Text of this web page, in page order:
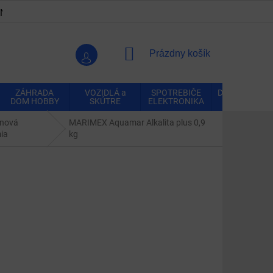
NÁKUPNÝ
Prázdny košík
ZÁHRADA
DOM HOBBY
VOZIDLÁ a
SKÚTRE
SPOTREBIČE
ELEKTRONIKA
DOMÁCNOSŤ
MARIMEX Aquamar Alkalita plus 0,9
kg